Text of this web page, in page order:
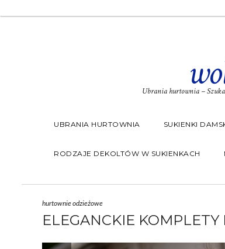
Ubrania hurtownia –
UBRANIA HURTOWNIA SUKIENKI
RODZAJE DEKOLTÓW W SUKIENKACH
hurtownie odzieżowe
ELEGANCKIE